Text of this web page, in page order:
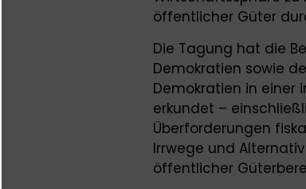
öffentlicher Güter
Die Tagung hat die
Demokratien sowie
Demokratien in einer
erkundet –
Überforderungen
Irrwege und
öffentlicher